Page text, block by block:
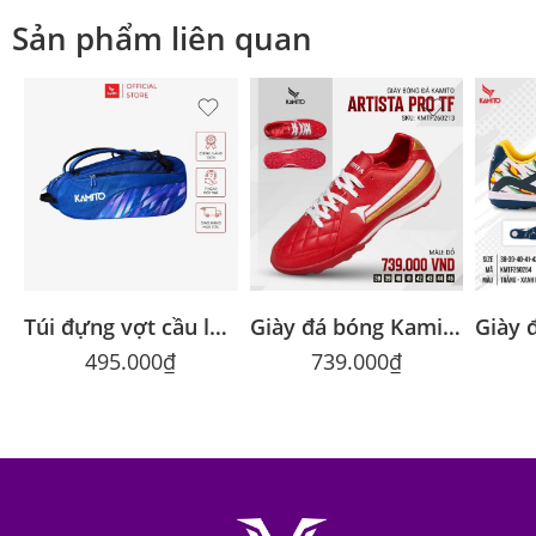
Sản phẩm liên quan
Túi đựng vợt cầu lông Galaxy vải 900D cao cấp giá tốt
495.000₫
Giày đá bóng Kamito Artista Pro TF chính hãng giá tốt
739.000₫